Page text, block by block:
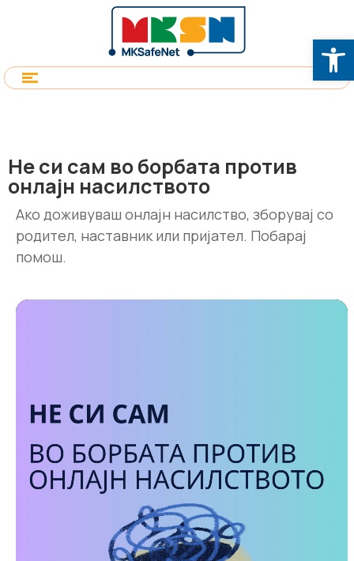
Не си сам во борбата против
онлајн насилството
Ако доживуваш онлајн насилство, зборувај со
родител, наставник или пријател. Побарај
помош.